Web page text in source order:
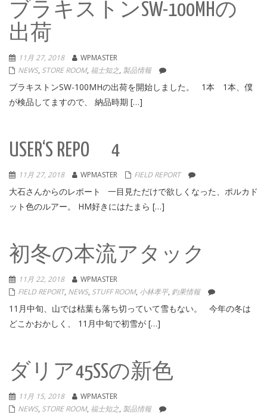
ブラキストンSW-100MHの
出荷
11月 27, 2018
WPMASTER
NEWS, STORE ROOM, 福士知之, 製品情報
ブラキストンSW-100MHの出荷を開始しました。 1本 1本、僕
が検品してますので、 納品時期 […]
USER‘S REPO 4
11月 27, 2018 WPMASTER FIELD REPORT
大石さんからのレポート 一目見ただけで欲しくなった、ポルカド
ット色のルアー。 HM好きにはたまら […]
初冬の本流アタック
11月 22, 2018
WPMASTER
FIELD REPORT, NEWS, STUFF ROOM, 小林孝平, 釣果情報
11月中旬、山では枯葉も落ち切っていて雪もない。 今年の冬は
どこかおかしく、 11月中旬で初雪が […]
ダリア45SSの新色
11月 15, 2018
WPMASTER
NEWS, STORE ROOM, 福士知之, 製品情報